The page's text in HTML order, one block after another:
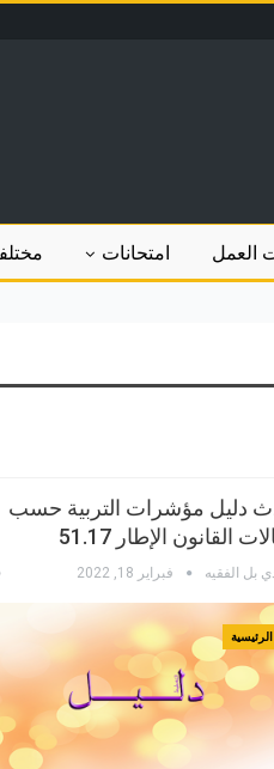
العمل امتحانات
دليل مؤشرات التربية حسب
القانون الإطار 51.17
بل الفقيه فبراير 18, 2022
الرئيسية